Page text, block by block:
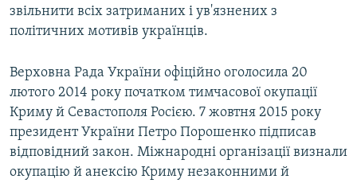
звільнити всіх затриманих і ув'язнених з
політичних мотивів українців.
Верховна Рада України офіційно оголосила 20
лютого 2014 року початком тимчасової окупації
Криму й Севастополя Росією. 7 жовтня 2015 року
президент України Петро Порошенко підписав
відповідний закон. Міжнародні організації визнали
окупацію й анексію Криму незаконними й